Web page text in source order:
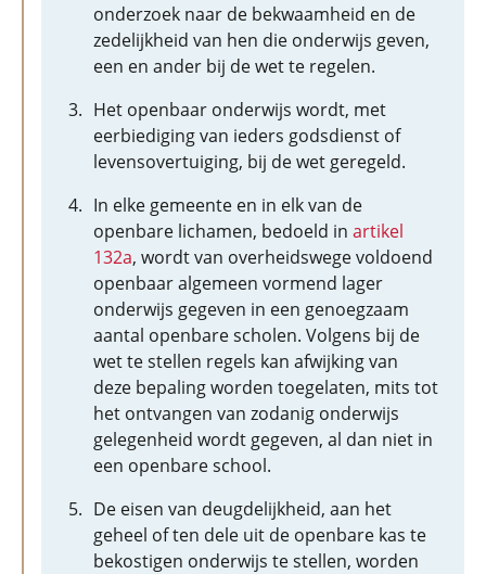
onderzoek naar de bekwaamheid en de
zedelijkheid van hen die onderwijs geven,
een en ander bij de wet te regelen.
Het openbaar onderwijs wordt, met
eerbiediging van ieders godsdienst of
levensovertuiging, bij de wet geregeld.
In elke gemeente en in elk van de
openbare lichamen, bedoeld in artikel
132a, wordt van overheidswege voldoend
openbaar algemeen vormend lager
onderwijs gegeven in een genoegzaam
aantal openbare scholen. Volgens bij de
wet te stellen regels kan afwijking van
deze bepaling worden toegelaten, mits tot
het ontvangen van zodanig onderwijs
gelegenheid wordt gegeven, al dan niet in
een openbare school.
De eisen van deugdelijkheid, aan het
geheel of ten dele uit de openbare kas te
bekostigen onderwijs te stellen, worden